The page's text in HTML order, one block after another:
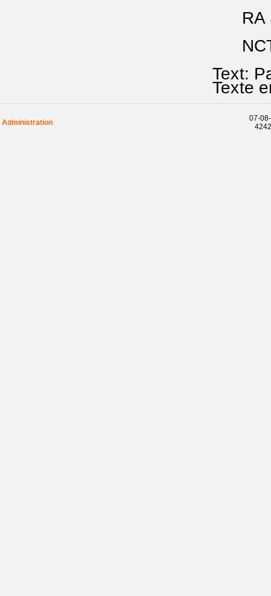
RA
Text:
Texte
Administration
07-